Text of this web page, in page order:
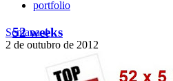
portfolio
52 weeks
Semana 4
2 de outubro de 2012